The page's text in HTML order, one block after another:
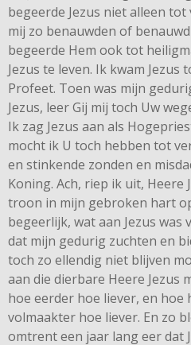
begeerde Jezus niet alleen
mij zo benauwden of
begeerde Hem ook tot
Jezus te leven. Ik kwam Jezus
Profeet. Toen was mijn
Jezus, leer Gij mij toch Uw
Ik zag Jezus aan als
mocht ik U toch hebben tot
en stinkende zonden en
Koning. Ach, riep ik uit, Heere
troon in mijn gebroken hart
begeerlijk, wat aan Jezus was
dat mijn gedurig zuchten en
toch zo ellendig niet blijven
aan die dierbare Heere Jezus
hoe eerder hoe liever, en hoe
volmaakter hoe liever. En zo
omtrent een jaar lang eer dat